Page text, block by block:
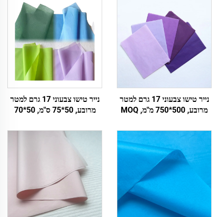
נייר טישו צבעוני 17 גרם למטר
מרובע, 500*750 מ"מ, MOQ
נייר עטיפה באיכות גבוהה
למתנה, אריזת מזון ופירות
נייר טישו צבעוני 17 גרם למטר
מרובע, 50*75 ס"מ, 50*70
נייר עטיפה